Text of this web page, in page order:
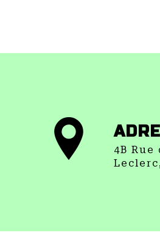
4B Rue du Maréchal